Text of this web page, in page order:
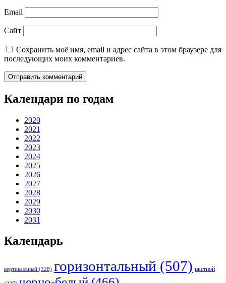
Email
Сайт
Сохранить моё имя, email и адрес сайта в этом браузере для
последующих моих комментариев.
Календари по годам
2020
2021
2022
2023
2024
2025
2026
2027
2028
2029
2030
2031
Календарь
вертикальный (328) горизонтальный (507) цветной